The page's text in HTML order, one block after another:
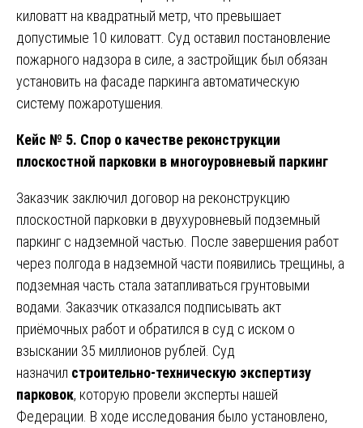
киловатт на квадратный метр, что превышает
допустимые 10 киловатт. Суд оставил постановление
пожарного надзора в силе, а застройщик был обязан
установить на фасаде паркинга автоматическую
систему пожаротушения.
Кейс № 5. Спор о качестве реконструкции
плоскостной парковки в многоуровневый паркинг
Заказчик заключил договор на реконструкцию
плоскостной парковки в двухуровневый подземный
паркинг с надземной частью. После завершения работ
через полгода в надземной части появились трещины, а
подземная часть стала затапливаться грунтовыми
водами. Заказчик отказался подписывать акт
приёмочных работ и обратился в суд с иском о
взыскании 35 миллионов рублей. Суд
назначил строительно-техническую экспертизу
парковок, которую провели эксперты нашей
Федерации. В ходе исследования было установлено,